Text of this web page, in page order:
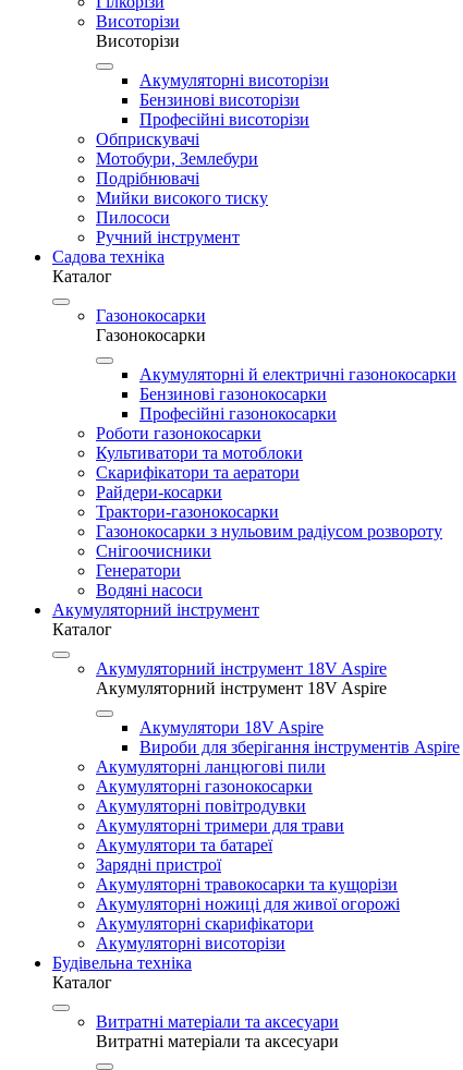
Висоторізи
Висоторізи
Акумуляторні висоторізи
Бензинові висоторізи
Професійні висоторізи
Обприскувачі
Мотобури, Землебури
Подрібнювачі
Мийки високого тиску
Пилососи
Ручний інструмент
Садова техніка
Каталог
Газонокосарки
Газонокосарки
Акумуляторні й електричні газонокосарки
Бензинові газонокосарки
Професійні газонокосарки
Роботи газонокосарки
Культиватори та мотоблоки
Скарифікатори та аератори
Райдери-косарки
Трактори-газонокосарки
Газонокосарки з нульовим радіусом розвороту
Снігоочисники
Генератори
Водяні насоси
Акумуляторний інструмент
Каталог
Акумуляторний інструмент 18V Aspire
Акумуляторний інструмент 18V Aspire
Акумулятори 18V Aspire
Вироби для зберігання інструментів Aspire
Акумуляторні ланцюгові пили
Акумуляторні газонокосарки
Акумуляторні повітродувки
Акумуляторні тримери для трави
Акумулятори та батареї
Зарядні пристрої
Акумуляторні травокосарки та кущорізи
Акумуляторні ножиці для живої огорожі
Акумуляторні скарифікатори
Акумуляторні висоторізи
Будівельна техніка
Каталог
Витратні матеріали та аксесуари
Витратні матеріали та аксесуари